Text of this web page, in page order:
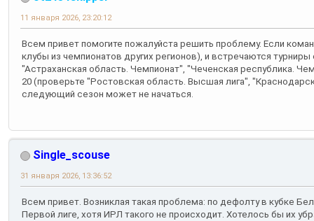
11 января 2026, 23:20:12
Всем привет помогите пожалуйста решить проблему. Если
клубы из чемпионатов других регионов), и встречаются
"Астраханская область. Чемпионат", "Чеченская республика.
20 (проверьте "Ростовская область. Высшая лига",
следующий сезон может не начаться.
Single_scouse
31 января 2026, 13:36:52
Всем привет. Возниклая такая проблема: по дефолту в кубке
Первой лиге, хотя ИРЛ такого не происходит. Хотелось бы их